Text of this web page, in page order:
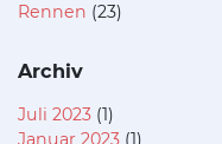
Rennen (23)
Archiv
Juli 2023 (1)
Januar 2023 (1)